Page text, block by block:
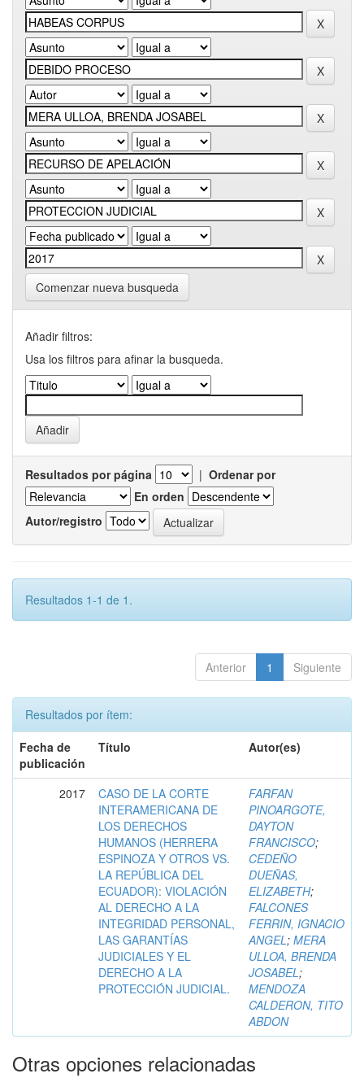
Comenzar nueva busqueda
Añadir filtros:
Usa los filtros para afinar la busqueda.
Resultados por página | Ordenar por
En orden
Autor/registro
Resultados 1-1 de 1.
Anterior 1 Siguiente
Resultados por ítem:
Fecha de
publicación
Título Autor(es)
2017
CASO DE LA CORTE
INTERAMERICANA DE
LOS DERECHOS
HUMANOS (HERRERA
ESPINOZA Y OTROS VS.
LA REPÚBLICA DEL
ECUADOR): VIOLACIÓN
AL DERECHO A LA
INTEGRIDAD PERSONAL,
LAS GARANTÍAS
JUDICIALES Y EL
DERECHO A LA
PROTECCIÓN JUDICIAL.
FARFAN
PINOARGOTE,
DAYTON
FRANCISCO;
CEDEÑO
DUEÑAS,
ELIZABETH;
FALCONES
FERRIN, IGNACIO
ANGEL; MERA
ULLOA, BRENDA
JOSABEL;
MENDOZA
CALDERON, TITO
ABDON
Otras opciones relacionadas